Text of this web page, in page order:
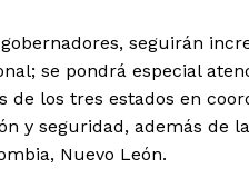
seguirán
se pondrá especial
los tres estados en
y seguridad, además de
Nuevo León.